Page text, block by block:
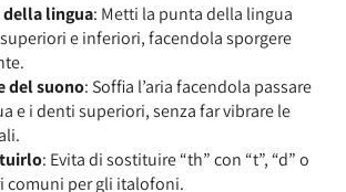
della lingua: Metti la punta della lingua
e inferiori, facendola sporgere
del suono: Soffia l’aria facendola passare
e i denti superiori, senza far vibrare le
: Evita di sostituire “th” con “t”, “d” o
comuni per gli italofoni.